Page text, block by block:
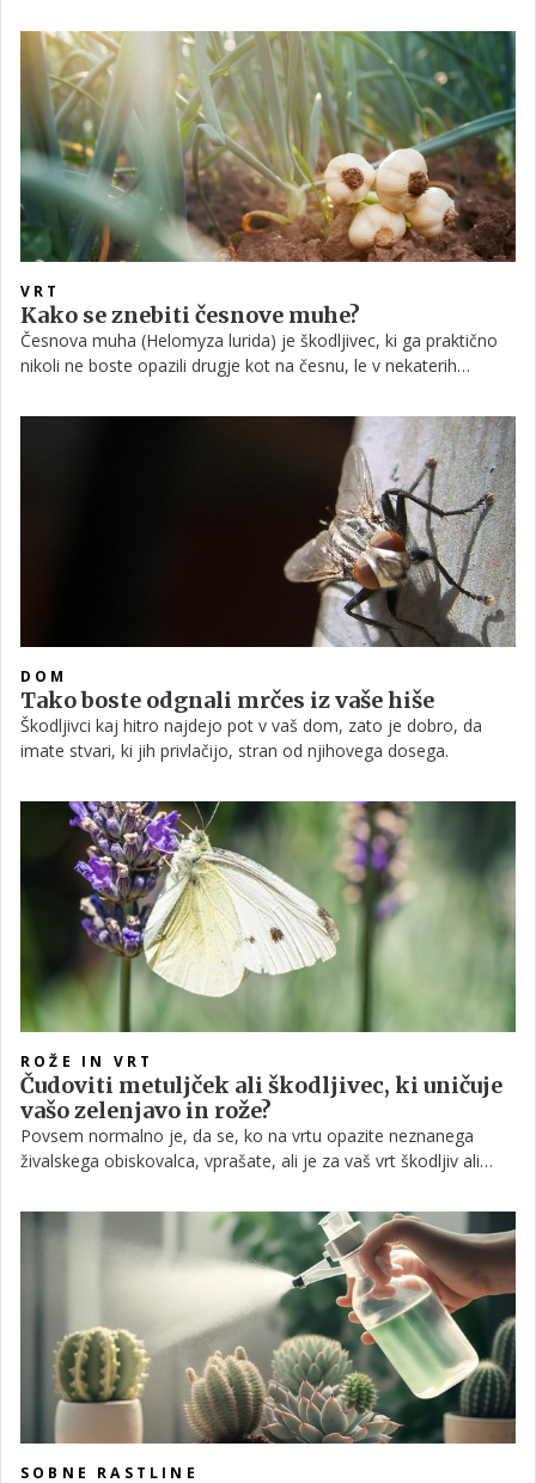
zapustili. Preberite, kaj jih privlači in kakšno je zanje ugodno
okolje.
VRT
Kako se znebiti česnove muhe?
Česnova muha (Helomyza lurida) je škodljivec, ki ga praktično
nikoli ne boste opazili drugje kot na česnu, le v nekaterih
zimo, življenjski krog pa traja eno leto, največ težav povzročajo
zgodaj spomladi, ko povprečna temperatura zraka doseže 12
stopinj Celzija. Za varstvo pred tem škodljivcem lahko
uporabimo naravna sredstva in pripravke, prav tako pa
neugodne posledice napada lahko zmanjša zgodnejše sajenje v
jesenski setveni dobi in kasnejše v spomladanski.
DOM
Tako boste odgnali mrčes iz vaše hiše
Škodljivci kaj hitro najdejo pot v vaš dom, zato je dobro, da
imate stvari, ki jih privlačijo, stran od njihovega dosega.
ROŽE IN VRT
Čudoviti metuljček ali škodljivec, ki uničuje
vašo zelenjavo in rože?
Povsem normalno je, da se, ko na vrtu opazite neznanega
živalskega obiskovalca, vprašate, ali je za vaš vrt škodljiv ali
letanjem od cveta do cveta lahko naredijo tudi škodo, čeprav
marsikdo na to ne bi niti pomislil. To sicer ne velja za vse
metulje, prav tako pa je večja verjetnost, da bodo vaše vrtnine
ogrozile prej gosenice kot odrasle živali.
SOBNE RASTLINE